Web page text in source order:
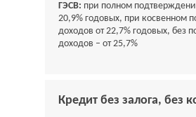
ГЭСВ: при полном
20,9% годовых, при косвенном
доходов от 22,7% годовых, без
доходов – от 25,7%
Кредит без залога, без